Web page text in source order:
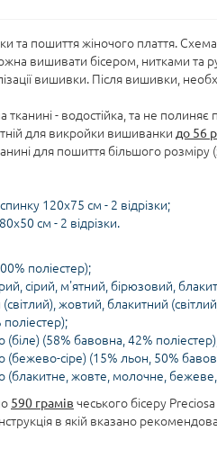
та пошиття жіночого плаття.
вишивати бісером, нитками та
вишивки. Після вишивки,
- водостійка, та не полиняє
для викройки вишиванки до 56
для пошиття більшого розміру
120х75 см - 2 відрізки;
см - 2 відрізки.
поліестер);
сірий, м'ятний, бірюзовий,
жовтий, блакитний
поліестер);
(58% бавовна, 42%
сіре) (15% льон, 50%
(блакитне, жовте, молочне,
590 грамів чеського бісеру
в якій вказано